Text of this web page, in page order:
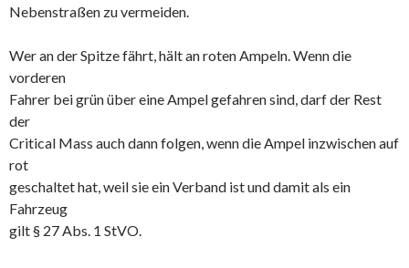
Nebenstraßen zu vermeiden.
Wer an der Spitze fährt, hält an roten Ampeln. Wenn die
vorderen
Fahrer bei grün über eine Ampel gefahren sind, darf der Rest
der
Critical Mass auch dann folgen, wenn die Ampel inzwischen auf
rot
geschaltet hat, weil sie ein Verband ist und damit als ein
Fahrzeug
gilt § 27 Abs. 1 StVO.